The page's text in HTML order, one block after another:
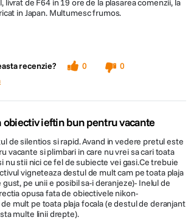
livrat de F64 in 19 ore de la plasarea comenzii, la
in Japan. Multumesc frumos.
recenzie? 0
0
obiectiv ieftin bun pentru vacante
de silentios si rapid. Avand in vedere pretul este
vacante si plimbari in care nu vrei sa cari toata
nu stii nici ce fel de subiecte vei gasi.Ce trebuie
vigneteaza destul de mult cam pe toata plaja
pe unii e posibil sa-i deranjeze)- Inelul de
opusa fata de obiectivele nikon-
mult pe toata plaja focala (e destul de deranjant
multe linii drepte).